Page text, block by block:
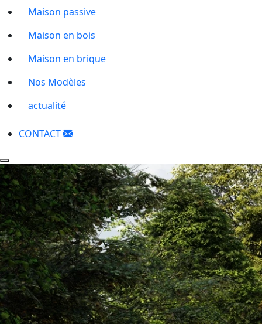
Maison passive
Maison en bois
Maison en brique
Nos Modèles
actualité
CONTACT